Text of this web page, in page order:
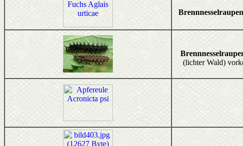
Brennnesselraupen
(lichter Wald)